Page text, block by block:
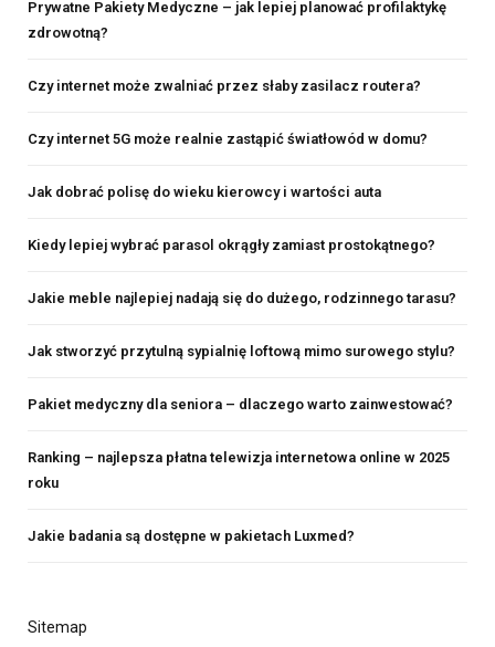
Prywatne Pakiety Medyczne – jak lepiej planować profilaktykę
zdrowotną?
Czy internet może zwalniać przez słaby zasilacz routera?
Czy internet 5G może realnie zastąpić światłowód w domu?
Jak dobrać polisę do wieku kierowcy i wartości auta
Kiedy lepiej wybrać parasol okrągły zamiast prostokątnego?
Jakie meble najlepiej nadają się do dużego, rodzinnego tarasu?
Jak stworzyć przytulną sypialnię loftową mimo surowego stylu?
Pakiet medyczny dla seniora – dlaczego warto zainwestować?
Ranking – najlepsza płatna telewizja internetowa online w 2025
roku
Jakie badania są dostępne w pakietach Luxmed?
Sitemap